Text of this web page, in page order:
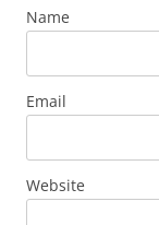
Name
Email
Website